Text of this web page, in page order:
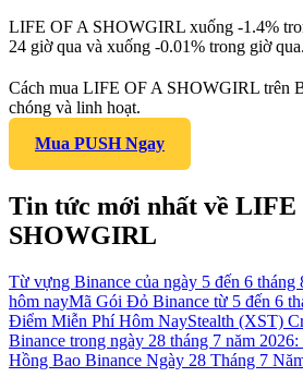
LIFE OF A SHOWGIRL xuống -1.4%
24 giờ qua và xuống -0.01% trong giờ qua.
Cách mua LIFE OF A SHOWGIRL trên
chóng và linh hoạt.
Mua PUSH Ngay
Tin tức mới nhất về LIFE
SHOWGIRL
Từ vựng Binance của ngày 5 đến 6 tháng
hôm nayMã Gói Đỏ Binance từ 5 đến 6
Điểm Miễn Phí Hôm NayStealth (XST)
Binance trong ngày 28 tháng 7 năm
Hồng Bao Binance Ngày 28 Tháng 7